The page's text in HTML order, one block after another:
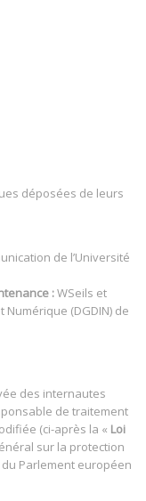
déposées de leurs
de l’Université
:WSeils et
(DGDIN) de
des internautes
de traitement
(ci-après la « Loi
sur la protection
du Parlement européen